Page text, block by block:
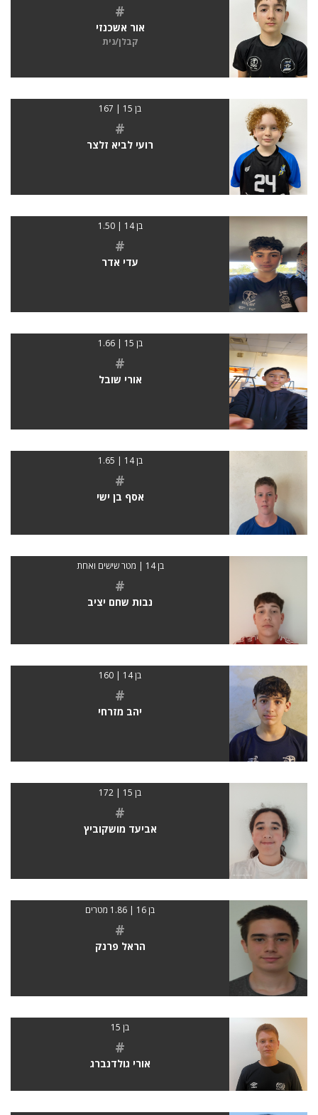
#
אור אשכנזי
קבלן/נית
בן 15 | 167
#
רועי לביא זלצר
בן 14 | 1.50
#
עדי אדר
בן 15 | 1.66
#
אורי שובל
בן 14 | 1.65
#
אסף בן ישי
בן 14 | מטר שישים ואחת
#
נבות שחם יציב
בן 14 | 160
#
יהב מזרחי
בן 15 | 172
#
אביעד מושקוביץ
בן 16 | 1.86 מטרים
#
הראל פרנק
בן 15
#
אורי גולדנברג